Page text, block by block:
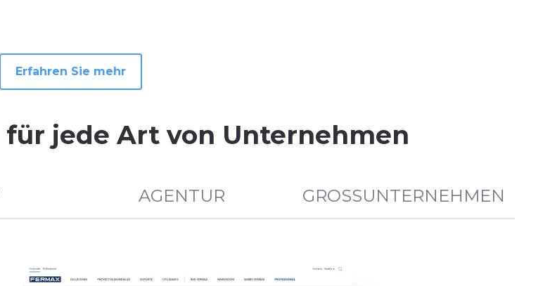
Erfahren Sie mehr
für jede Art von Unternehmen
AGENTUR GROSSUNTERNEHMEN